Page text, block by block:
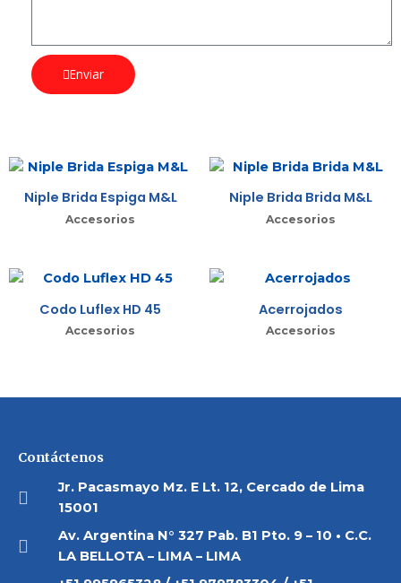
Enviar
Niple Brida Espiga M&L
Accesorios
Niple Brida Brida M&L
Accesorios
Codo Luflex HD 45
Accesorios
Acerrojados
Accesorios
Contáctenos
Jr. Pacasmayo Mz. E Lt. 12, Cercado de Lima
15001
Av. Argentina N° 327 Pab. B1 Pto. 9 – 10 • C.C.
LA BELLOTA – LIMA – LIMA